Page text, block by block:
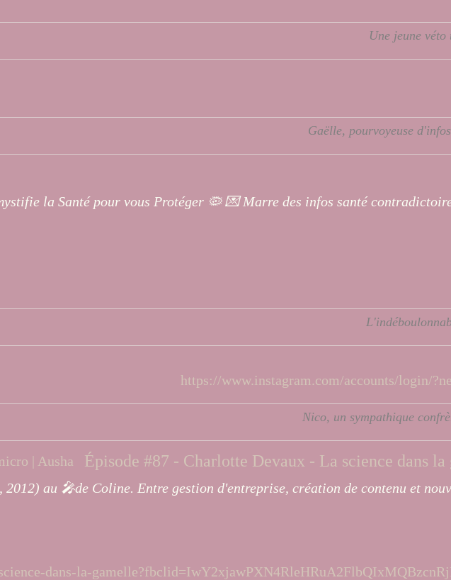
Une jeune
Gaëlle, pourvoyeuse
la Santé pour vous Protéger 🦠 💌 Marre des infos santé
https://www.instagram.com/accounts/login/
Nico, un sympathique
Épisode #87 - Charlotte Devaux - La science dans
au 🎤de Coline. Entre gestion d'entreprise, création de contenu et
dans-la-